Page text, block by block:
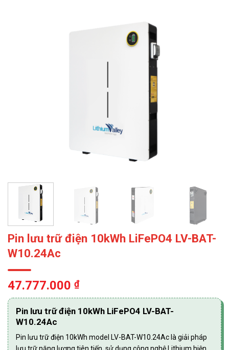
Pin lưu trữ điện 10kWh LiFePO4 LV-BAT-
W10.24Ac
47.777.000 ₫
Pin lưu trữ điện 10kWh LiFePO4 LV-BAT-
W10.24Ac
Pin lưu trữ điện 10kWh model LV-BAT-W10.24Ac là giải pháp